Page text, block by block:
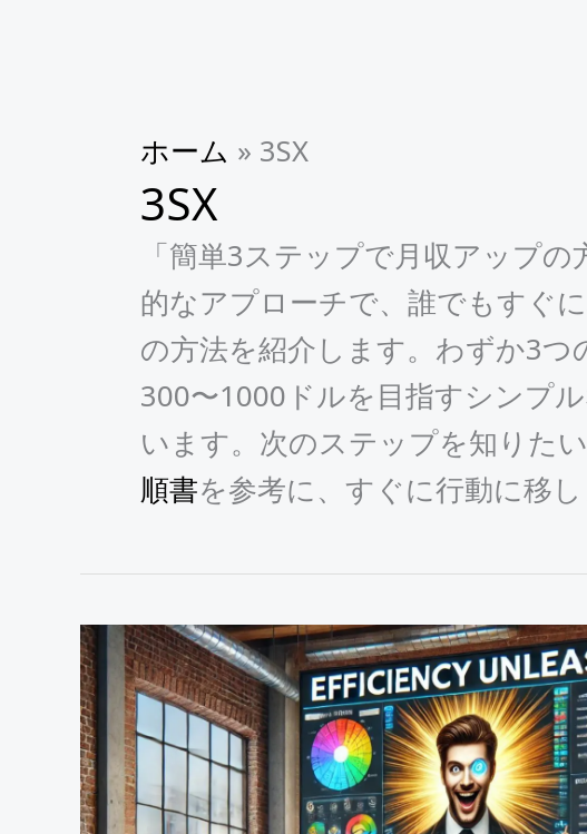
ホーム » 3SX
3SX
「簡単3ステップで月収アップ
的なアプローチで、誰でもすぐ
の方法を紹介します。わずか3つ
300〜1000ドルを目指すシンプ
います。次のステップを知りたい
順書を参考に、すぐに行動に移し
Monday.com
の
使
い
方：
10